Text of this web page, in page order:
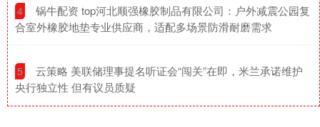
4
​锅牛配资 top河北顺强橡胶制品有限公司：户外减震公园复
合室外橡胶地垫专业供应商，适配多场景防滑耐磨需求
5
​云策略 美联储理事提名听证会“闯关”在即，米兰承诺维护
央行独立性 但有议员质疑